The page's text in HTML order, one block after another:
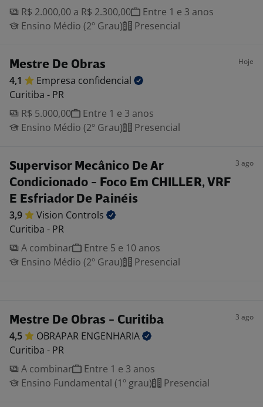
R$ 2.000,00 a R$ 2.300,00
Entre 1 e 3 anos
Ensino Médio (2º Grau)
Presencial
Mestre De Obras Hoje
4,1 Empresa confidencial
Curitiba - PR
R$ 5.000,00
Entre 1 e 3 anos
Ensino Médio (2º Grau)
Presencial
Supervisor Mecânico De Ar
Condicionado - Foco Em CHILLER, VRF
E Esfriador De Painéis
3 ago
3,9 Vision Controls
Curitiba - PR
A combinar
Entre 5 e 10 anos
Ensino Médio (2º Grau)
Presencial
Mestre De Obras - Curitiba 3 ago
4,5 OBRAPAR ENGENHARIA
Curitiba - PR
A combinar
Entre 1 e 3 anos
Ensino Fundamental (1º grau)
Presencial